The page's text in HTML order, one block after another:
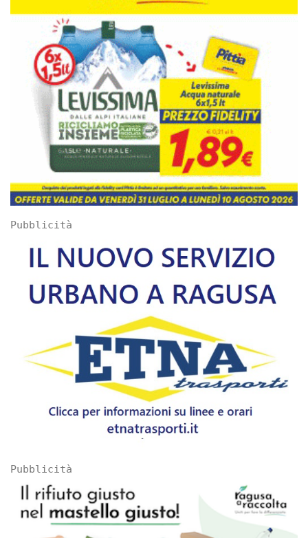
Pubblicità
Pubblicità